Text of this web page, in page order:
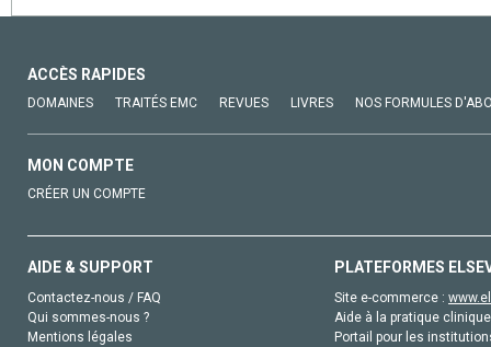
ACCÈS RAPIDES
DOMAINES TRAITÉS EMC REVUES LIVRES NOS FORMULES
MON COMPTE
CRÉER UN COMPTE
AIDE & SUPPORT
Contactez-nous / FAQ
Qui sommes-nous ?
Mentions légales
PLATEFORMES
Site e-commerce :
Aide à la pratique
Portail pour les